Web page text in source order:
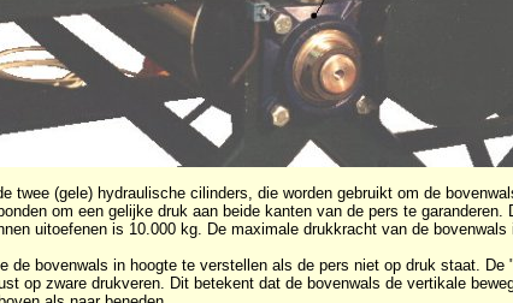
twee (gele) hydraulische cilinders, die worden gebruikt om de
om een gelijke druk aan beide kanten van de pers te garanderen.
uitoefenen is 10.000 kg. De maximale drukkracht van de
de bovenwals in hoogte te verstellen als de pers niet op druk staat. De
op zware drukveren. Dit betekent dat de bovenwals de vertikale